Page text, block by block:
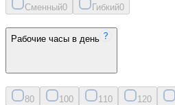
Сменный0 Гибкий0
Рабочие часы в день
80 100 11 0 120